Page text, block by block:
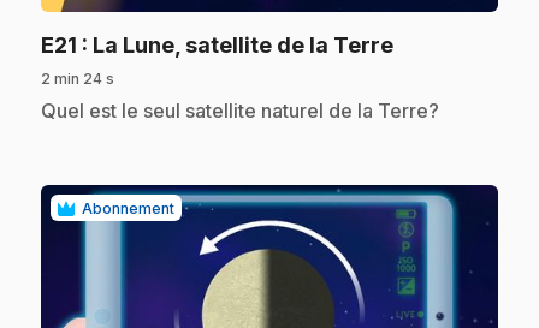
E21 : La Lune, satellite de la Terre.
2 min 24 s
.Quel est le seul satellite naturel de la Terre?
Abonnement